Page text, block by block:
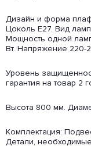
Дизайн и форма
Цоколь E27. Вид
Мощность одной
Вт. Напряжение 220-
Уровень
гарантия на товар 2
Высота 800 мм.
Комплектация:
Детали,